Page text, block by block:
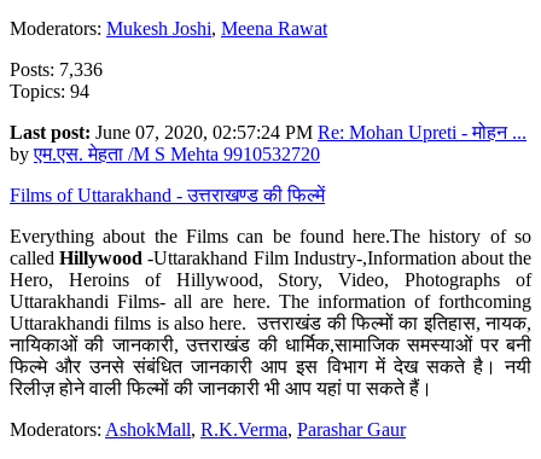
Moderators: Mukesh Joshi, Meena Rawat
Posts: 7,336
Topics: 94
Last post: June 07, 2020, 02:57:24 PM Re: Mohan Upreti - मोहन ...
byएम.एस. मेहता /M S Mehta 9910532720
Films of Uttarakhand - उत्तराखण्ड की फिल्में
Everything about the Films can be found here.The history of so
calledHillywood-Uttarakhand Film Industry-,Information about the
Hero, Heroins of Hillywood, Story, Video, Photographs of
Uttarakhandi Films- all are here. The information of forthcoming
Uttarakhandi films is also here. उत्तराखंड की फिल्मों का इतिहास, नायक,
नायिकाओं की जानकारी, उत्तराखंड की धार्मिक,सामाजिक समस्याओं पर बनी
फिल्मे और उनसे संबंधित जानकारी आप इस विभाग में देख सकते है। नयी
रिलीज़ होने वाली फिल्मों की जानकारी भी आप यहां पा सकते हैं।
Moderators: AshokMall, R.K.Verma, Parashar Gaur